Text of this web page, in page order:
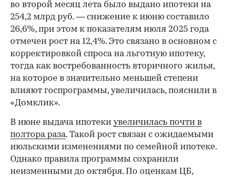
во второй месяц лета было выдано ипотеки на
254,2 млрд руб. — снижение к июню составило
26,6%, при этом к показателям июля 2025 года
отмечен рост на 12,4%. Это связано в основном с
корректировкой спроса на льготную ипотеку,
тогда как востребованность вторичного жилья,
на которое в значительно меньшей степени
влияют госпрограммы, увеличилась, пояснили в
«Домклик».
В июне выдача ипотеки увеличилась почти в
полтора раза. Такой рост связан с ожидаемыми
июльскими изменениями по семейной ипотеке.
Однако правила программы сохранили
неизменными до октября. По оценкам ЦБ,